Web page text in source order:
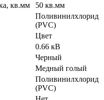
кв.мм
50 кв.мм
Поливинилхлорид
(PVC)
Цвет
0.66 кВ
Черный
Медный голый
Поливинилхлорид
(PVC)